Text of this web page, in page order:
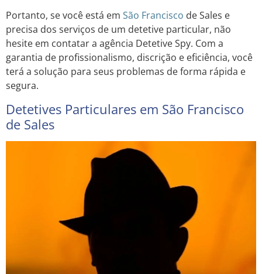
Portanto, se você está em São Francisco de Sales e
precisa dos serviços de um detetive particular, não
hesite em contatar a agência Detetive Spy. Com a
garantia de profissionalismo, discrição e eficiência, você
terá a solução para seus problemas de forma rápida e
segura.
Detetives Particulares em São Francisco
de Sales